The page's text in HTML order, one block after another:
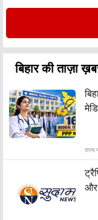
बिहार की ताज़ा
राज्य
और